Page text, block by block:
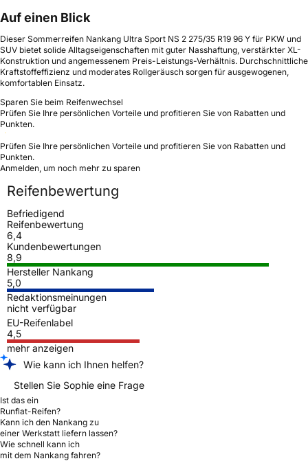
Auf einen Blick
Dieser Sommerreifen Nankang Ultra Sport NS 2 275/35 R19 96 Y für PKW und
SUV bietet solide Alltagseigenschaften mit guter Nasshaftung, verstärkter XL-
Konstruktion und angemessenem Preis-Leistungs-Verhältnis. Durchschnittliche
Kraftstoffeffizienz und moderates Rollgeräusch sorgen für ausgewogenen,
komfortablen Einsatz.
Sparen Sie beim Reifenwechsel
Prüfen Sie Ihre persönlichen Vorteile und profitieren Sie von Rabatten und
Punkten.
Prüfen Sie Ihre persönlichen Vorteile und profitieren Sie von Rabatten und
Punkten.
Anmelden, um noch mehr zu sparen
Reifenbewertung
Befriedigend
Reifenbewertung
6,4
Kundenbewertungen
8,9
Hersteller Nankang
5,0
Redaktionsmeinungen
nicht verfügbar
EU-Reifenlabel
4,5
mehr anzeigen
Wie kann ich Ihnen helfen?
Stellen Sie Sophie eine Frage
Ist das ein
Runflat-Reifen?
Kann ich den Nankang zu
einer Werkstatt liefern lassen?
Wie schnell kann ich
mit dem Nankang fahren?